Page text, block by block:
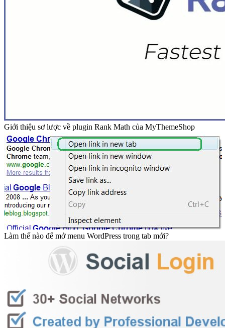
Giới thiệu sơ lược về plugin Rank Math của MyThemeShop
Làm thế nào để mở menu WordPress trong tab mới?